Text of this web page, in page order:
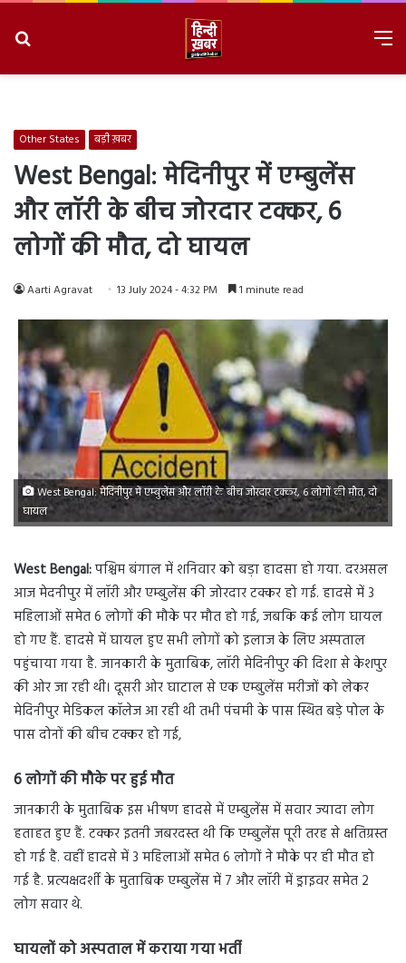
Other States बड़ी ख़बर
West Bengal: मेदिनीपुर में एम्बुलेंस
और लॉरी के बीच जोरदार टक्कर, 6
लोगों की मौत, दो घायल
Aarti Agravat 13 July 2024 - 4:32 PM 1 minute read
West Bengal: मेदिनीपुर में एम्बुलेंस और लॉरी के बीच जोरदार टक्कर, 6 लोगों की मौत, दो
घायल
West Bengal:पश्चिम बंगाल में शनिवार को बड़ा हादसा हो गया. दरअसल
आज मेदनीपुर में लॉरी और एम्बुलेंस की जोरदार टक्कर हो गई. हादसे में 3
महिलाओं समेत 6 लोगों की मौके पर मौत हो गई, जबकि कई लोग घायल
हो गए हैं. हादसे में घायल हुए सभी लोगों को इलाज के लिए अस्पताल
पहुंचाया गया है. जानकारी के मुताबिक, लॉरी मेदिनीपुर की दिशा से केशपुर
की ओर जा रही थी। दूसरी ओर घाटाल से एक एम्बुलेंस मरीजों को लेकर
मेदिनीपुर मेडिकल कॉलेज आ रही थी तभी पंचमी के पास स्थित बड़े पोल के
पास दोनों की बीच टक्कर हो गई,
6 लोगों की मौके पर हुई मौत
जानकारी के मुताबिक इस भीषण हादसे में एम्बुलेंस में सवार ज्यादा लोग
हताहत हुए हैं. टक्कर इतनी जबरदस्त थी कि एम्बुलेंस पूरी तरह से क्षतिग्रस्त
हो गई है. वहीं हादसे में 3 महिलाओं समेत 6 लोगों ने मौके पर ही मौत हो
गई है. प्रत्यक्षदर्शी के मुताबिक एम्बुलेंस में 7 और लॉरी में ड्राइवर समेत 2
लोग सवार थे.
घायलों को अस्पताल में कराया गया भर्ती